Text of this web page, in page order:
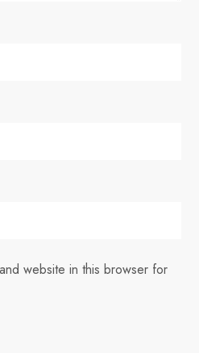
website in this browser for